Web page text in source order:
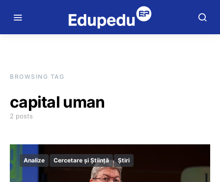
BROWSING TAG
capital uman
2 posts
Analize Cercetare și Știință Știri